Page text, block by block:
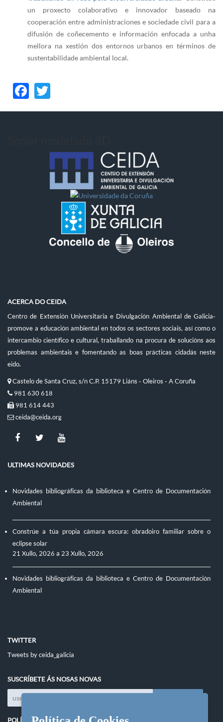
un proxecto colaborativo e innovador baseado na
cooperación entre administraciones e sociedade civil para a
difusión de coñecemento e información enfocada a unha
mellora na xestión dos entornos urbanos en términos de
sustentabilidade ambiental local.
Facebook
ACERCA DO CEIDA
Centro de Extensión Universitaria e Divulgación Ambiental de Galicia-
promove a educación ambiental en todos os sectores sociais, así como o
intercambio científico e cultural, traballando na procura de solucións aos
problemas ambientais e fomentando as boas prácticas cidadás neste
eido.
Castelo de Santa Cruz, s/n C.P. 15179 Liáns - Oleiros - A Coruña
981 630 618
981 614 443
ceida@ceida.org
ULTIMAS NOVIDADES
Novidades bibliográficas da biblioteca e Centro de Documentación
Ambiental
Constrúe a túa propia cámara escura: obradoiro familiar sobre o
eclipse solar
21 Xullo, 2026 a 23 Xullo, 2026
Novidades bibliográficas da biblioteca e Centro de Documentación
Ambiental
TWITTER
Tweets by ceida_galicia
SUSCRÍBETE ÁS NOSAS NOVAS
POLÍTICAS DO SITIO